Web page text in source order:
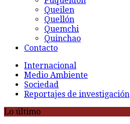
Queilen
Quellón
Quemchi
Quinchao
Contacto
Internacional
Medio Ambiente
Sociedad
Reportajes de investigación
Lo último